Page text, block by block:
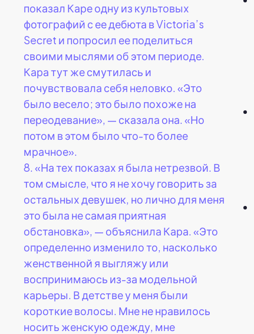
показал Каре одну из культовых
фотографий с ее дебюта в Victoria’s
Secret и попросил ее поделиться
своими мыслями об этом периоде.
Кара тут же смутилась и
почувствовала себя неловко. «Это
было весело; это было похоже на
переодевание», — сказала она. «Но
потом в этом было что-то более
мрачное».
8. «На тех показах я была нетрезвой. В
том смысле, что я не хочу говорить за
остальных девушек, но лично для меня
это была не самая приятная
обстановка», — объяснила Кара. «Это
определенно изменило то, насколько
женственной я выгляжу или
воспринимаюсь из-за модельной
карьеры. В детстве у меня были
короткие волосы. Мне не нравилось
носить женскую одежду, мне